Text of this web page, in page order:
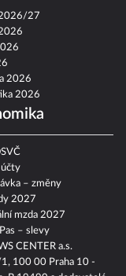
CENTER a.s.
100 00 Praha 10 -
27
2026
2026
účty
– změny
2027
mzda 2027
– slevy